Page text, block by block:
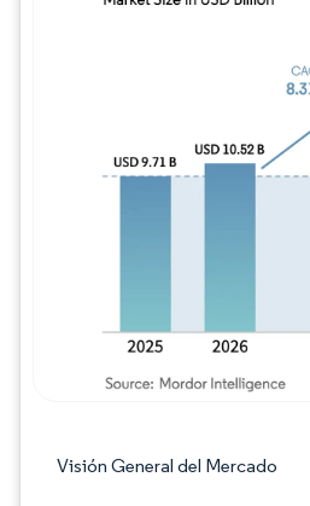
Visión General del Mercado